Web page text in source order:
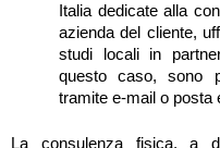
Italia dedicate alla
azienda del cliente,
studi locali in
questo caso, sono
tramite e-mail o posta
La consulenza fisica, a